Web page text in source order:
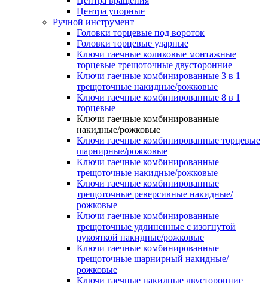
Центра упорные
Ручной инструмент
Головки торцевые под вороток
Головки торцевые ударные
Ключи гаечные коликовые монтажные
торцевые трещоточные двусторонние
Ключи гаечные комбинированные 3 в 1
трещоточные накидные/рожковые
Ключи гаечные комбинированные 8 в 1
торцевые
Ключи гаечные комбинированные
накидные/рожковые
Ключи гаечные комбинированные торцевые
шарнирные/рожковые
Ключи гаечные комбинированные
трещоточные накидные/рожковые
Ключи гаечные комбинированные
трещоточные реверсивные накидные/
рожковые
Ключи гаечные комбинированные
трещоточные удлиненные с изогнутой
рукояткой накидные/рожковые
Ключи гаечные комбинированные
трещоточные шарнирный накидные/
рожковые
Ключи гаечные накидные двусторонние